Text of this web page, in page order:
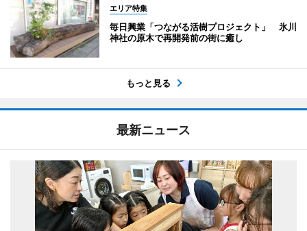
エリア特集
毎日興業「つながる活樹プロジェクト」 氷川
神社の原木で再開発前の街に癒し
もっと見る
最新ニュース